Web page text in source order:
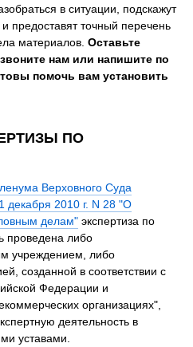
в ситуации, подскажут
предоставят точный перечень
материалов. Оставьте
нам или напишите по
помочь вам установить
ПО
Верховного Суда
декабря 2010 г. N 28 "О
делам" экспертиза по
проведена либо
учреждением, либо
созданной в соответствии с
Федерации и
организациях",
деятельность в
уставами.